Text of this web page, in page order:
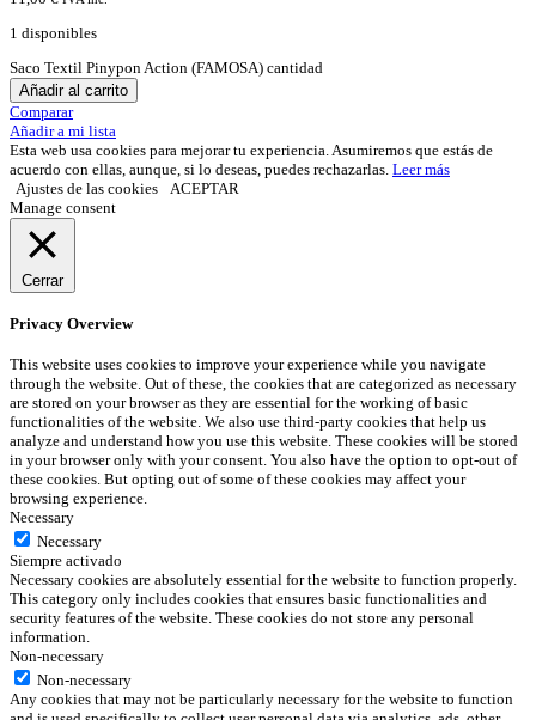
1 disponibles
Saco Textil Pinypon Action (FAMOSA) cantidad
Añadir al carrito
Comparar
Añadir a mi lista
Esta web usa cookies para mejorar tu experiencia. Asumiremos que estás de
acuerdo con ellas, aunque, si lo deseas, puedes rechazarlas. Leer más
Ajustes de las cookies
ACEPTAR
Manage consent
Cerrar
Privacy Overview
This website uses cookies to improve your experience while you navigate
through the website. Out of these, the cookies that are categorized as necessary
are stored on your browser as they are essential for the working of basic
functionalities of the website. We also use third-party cookies that help us
analyze and understand how you use this website. These cookies will be stored
in your browser only with your consent. You also have the option to opt-out of
these cookies. But opting out of some of these cookies may affect your
browsing experience.
Necessary
Necessary
Siempre activado
Necessary cookies are absolutely essential for the website to function properly.
This category only includes cookies that ensures basic functionalities and
security features of the website. These cookies do not store any personal
information.
Non-necessary
Non-necessary
Any cookies that may not be particularly necessary for the website to function